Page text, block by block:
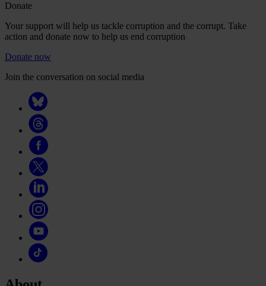
Donate
Your support will help us tackle corruption and the corrupt. Take
action and donate now to help us end corruption
Donate now
Join the conversation on social media